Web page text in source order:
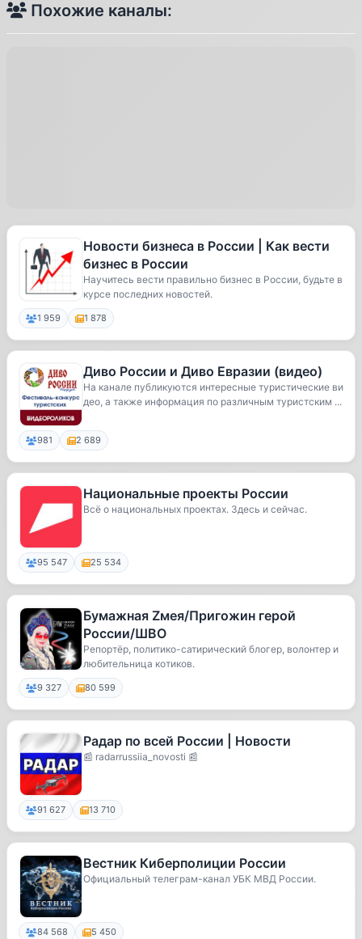
Похожие каналы:
Новости бизнеса в России | Как вести
бизнес в России
Научитесь вести правильно бизнес в России, будьте в
курсе последних новостей.
1 959 1 878
Диво России и Диво Евразии (видео)
На канале публикуются интересные туристические ви
део, а также информация по различным туристским ...
981 2 689
Национальные проекты России
Всё о национальных проектах. Здесь и сейчас.
95 547 25 534
Бумажная Zмея/Пригожин герой
России/ШВО
Репортёр, политико-сатирический блогер, волонтер и
любительница котиков.
9 327 80 599
Радар по всей России | Новости
📰 radarrussiia_novosti 📰
91 627 13 710
Вестник Киберполиции России
Официальный телеграм-канал УБК МВД России.
84 568 5 450